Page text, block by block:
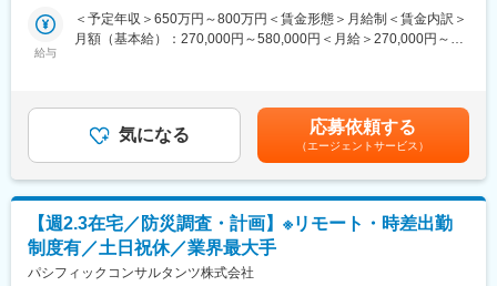
駅、沼津駅、磐田駅、藤枝駅、岡崎駅、豊橋駅、名古屋駅、刈谷
市駅、名鉄一宮駅、三河安城駅、岐阜駅、各務ケ原駅、多治見
線)、尼崎駅(東海道本線)、明石駅、神戸駅(兵庫県)、宝塚駅、伊丹
駅(阪急線)、芦屋駅(東海道本線)、大津駅、草津駅(滋賀県)、彦根
駅、八日市駅、倉敷市駅、岡山駅、津山駅、広島駅、福山駅、呉
駅、西条駅(広島県)、尾道駅、下関駅、山口駅(山口県)、宇部駅、
鳥取駅、米子駅、境港駅、松江駅、出雲市駅、高知駅、古津賀
駅、ＪＲ松山駅前駅、今治駅、宇和島駅、高松駅(香川県)、丸亀
駅、徳島駅、阿南駅、鳴門駅、久留米駅、小倉駅(福岡県)、大牟田
駅、筑紫駅、天神駅、大分駅、別府駅(大分県)、中津駅(大分県)、
宮崎駅、延岡駅、都城駅、鹿児島駅、熊本駅、佐賀駅、長崎駅(長
・防衛関連施設の計画・設計業務
└ 自衛隊および在日米軍が使用する建物・インフラの計画、設計
を担当
・計画・設計部門での業務（東京オフィス勤務）
└ 防衛省・地方防衛局が発注する施設整備業務を担当
└ 各種施設の計画、基本設計・実施設計を実施
└ 年度計画の整理、工事進捗管理、コスト管理、課題抽出と対応
└ 発注者（防衛省等）の立場で工事全体をマネジメント
■働く環境：
給与
＜予定年収＞650万円～800万円＜賃金形態＞月給制＜賃金内訳＞
月額（基本給）：270,000円～580,000円＜月給＞270,000円～
金額であり、選考を通じて上下する可能性があります。月給(月額)
は固定手当を含めた表記です。
気になる 応募依頼する
（エージェントサービス）
【週2.3在宅／防災調査・計画】※リモート・時差出勤
制度有／土日祝休／業界最大手
パシフィックコンサルタンツ株式会社